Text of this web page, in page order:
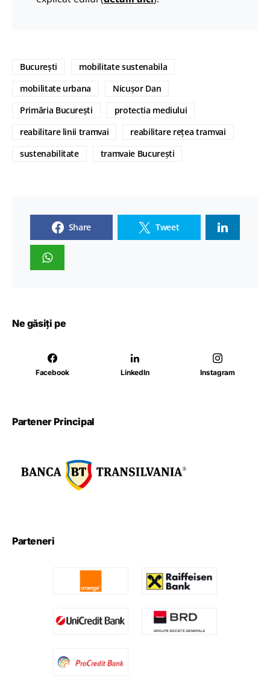
București
mobilitate sustenabila
mobilitate urbana
Nicușor Dan
Primăria București
protectia mediului
reabilitare linii tramvai
reabilitare rețea tramvai
sustenabilitate
tramvaie București
Share Tweet
Ne găsiți pe
Facebook LinkedIn Instagram
Partener Principal
Parteneri